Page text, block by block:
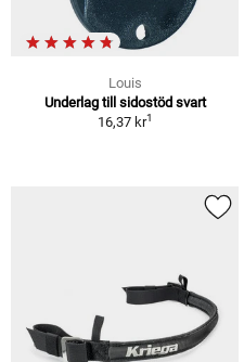
Louis
Underlag till sidostöd svart
16,37 kr1